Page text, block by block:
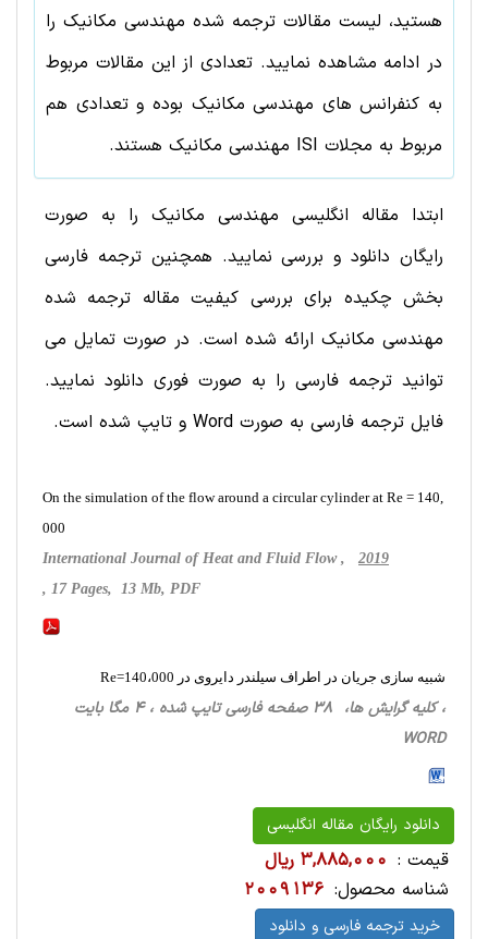
هستید، لیست مقالات ترجمه شده مهندسی مکانیک را
در ادامه مشاهده نمایید. تعدادی از این مقالات مربوط
به کنفرانس های مهندسی مکانیک بوده و تعدادی هم
مربوط به مجلات ISI
مهندسی مکانیک هستند.
ابتدا مقاله انگلیسی مهندسی مکانیک را به صورت
رایگان دانلود و بررسی نمایید. همچنین ترجمه فارسی
بخش چکیده برای بررسی کیفیت مقاله ترجمه شده
مهندسی مکانیک ارائه شده است. در صورت تمایل می
توانید ترجمه فارسی را به صورت فوری دانلود نمایید.
فایل ترجمه فارسی به صورت Word و تایپ شده است.
On the simulation of the flow around a circular cylinder at Re = 140,
000
International Journal of Heat and Fluid Flow , 2019
, 17 Pages, 13 Mb, PDF
شبیه سازی جریان در اطراف سیلندر دایروی در Re=140،000
، کلیه گرایش ها، 38 صفحه فارسی تایپ شده ، 4 مگا بایت
WORD
دانلود رایگان مقاله انگلیسی
قیمت : 3,885,000 ریال
شناسه محصول: 2009136
خرید ترجمه فارسی و دانلود